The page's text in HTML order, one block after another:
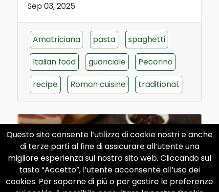
Questo sito consente l’utilizzo di cookie nostri e anche
di terze parti al fine di assicurare all’utente una
migliore esperienza sul nostro sito web. Cliccando sul
tasto “Accetto”, l’utente acconsente all’uso dei
cookies. Per saperne di più o per gestire le preferenze
Sep 03, 2025
Amatriciana pasta
spaghetti
Italian food
guanciale
Pecorino
recipe
Roman cuisine traditional.